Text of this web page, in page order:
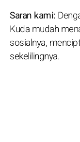
Saran kami:
Kuda mudah
sosialnya,
sekelilingnya.